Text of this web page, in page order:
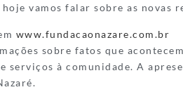
vamos falar sobre as novas
www.fundacaonazare.com.br
sobre fatos que
serviços à comunidade. A